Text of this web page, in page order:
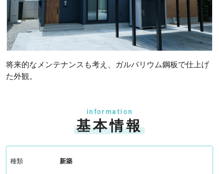
将来的なメンテナンスも考え、ガルバリウム鋼板で仕上げ
た外観。
information
基本情報
種類 新築